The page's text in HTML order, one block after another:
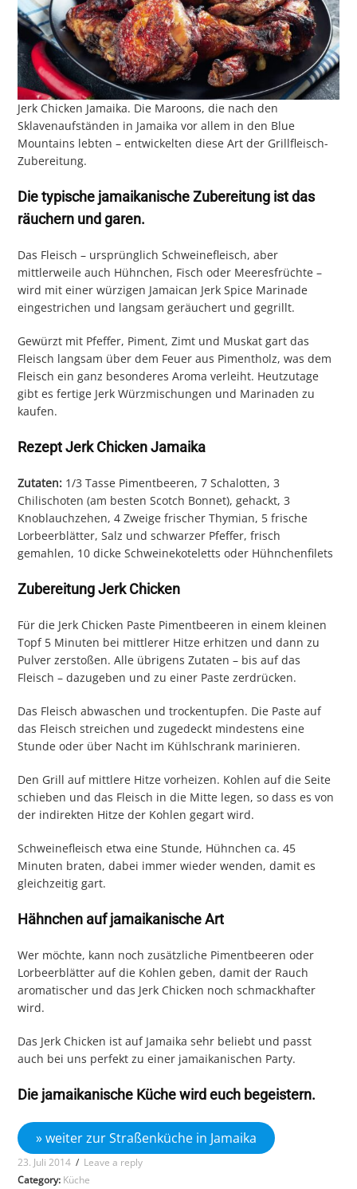
Jerk Chicken Jamaika. Die Maroons, die nach den
Sklavenaufständen in Jamaika vor allem in den Blue
Mountains lebten – entwickelten diese Art der Grillfleisch-
Zubereitung.
Die typische jamaikanische Zubereitung ist das
räuchern und garen.
Das Fleisch – ursprünglich Schweinefleisch, aber
mittlerweile auch Hühnchen, Fisch oder Meeresfrüchte –
wird mit einer würzigen Jamaican Jerk Spice Marinade
eingestrichen und langsam geräuchert und gegrillt.
Gewürzt mit Pfeffer, Piment, Zimt und Muskat gart das
Fleisch langsam über dem Feuer aus Pimentholz, was dem
Fleisch ein ganz besonderes Aroma verleiht. Heutzutage
gibt es fertige Jerk Würzmischungen und Marinaden zu
kaufen.
Rezept Jerk Chicken Jamaika
Zutaten: 1/3 Tasse Pimentbeeren, 7 Schalotten, 3
Chilischoten (am besten Scotch Bonnet), gehackt, 3
Knoblauchzehen, 4 Zweige frischer Thymian, 5 frische
Lorbeerblätter, Salz und schwarzer Pfeffer, frisch
gemahlen, 10 dicke Schweinekoteletts oder Hühnchenfilets
Zubereitung Jerk Chicken
Für die Jerk Chicken Paste Pimentbeeren in einem kleinen
Topf 5 Minuten bei mittlerer Hitze erhitzen und dann zu
Pulver zerstoßen. Alle übrigens Zutaten – bis auf das
Fleisch – dazugeben und zu einer Paste zerdrücken.
Das Fleisch abwaschen und trockentupfen. Die Paste auf
das Fleisch streichen und zugedeckt mindestens eine
Stunde oder über Nacht im Kühlschrank marinieren.
Den Grill auf mittlere Hitze vorheizen. Kohlen auf die Seite
schieben und das Fleisch in die Mitte legen, so dass es von
der indirekten Hitze der Kohlen gegart wird.
Schweinefleisch etwa eine Stunde, Hühnchen ca. 45
Minuten braten, dabei immer wieder wenden, damit es
gleichzeitig gart.
Hähnchen auf jamaikanische Art
Wer möchte, kann noch zusätzliche Pimentbeeren oder
Lorbeerblätter auf die Kohlen geben, damit der Rauch
aromatischer und das Jerk Chicken noch schmackhafter
wird.
Das Jerk Chicken ist auf Jamaika sehr beliebt und passt
auch bei uns perfekt zu einer jamaikanischen Party.
Die jamaikanische Küche wird euch begeistern.
» weiter zur Straßenküche in Jamaika
23. Juli 2014
Category: Küche
/ Leave a reply